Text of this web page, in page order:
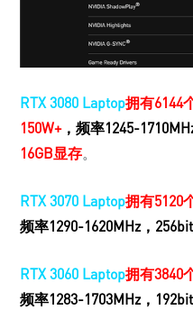
RTX 3080 Laptop拥有6144
150W+，频率1245-
16GB显存。
RTX 3070 Laptop拥有5120
频率1290-1620MHz，
RTX 3060 Laptop拥有3840
频率1283-1703MHz，